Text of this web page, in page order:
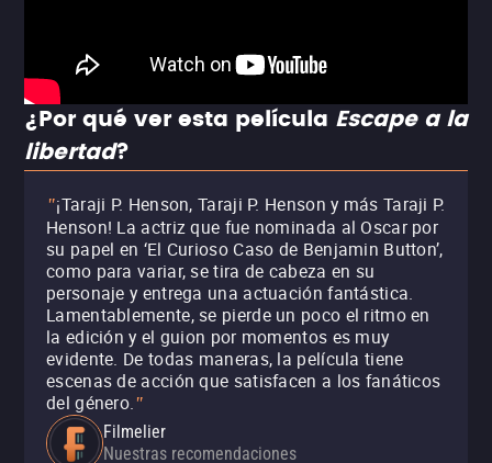
¿Por qué ver esta película Escape a la
libertad?
"¡Taraji P. Henson, Taraji P. Henson y más Taraji P.
Henson! La actriz que fue nominada al Oscar por
su papel en ‘El Curioso Caso de Benjamin Button’,
como para variar, se tira de cabeza en su
personaje y entrega una actuación fantástica.
Lamentablemente, se pierde un poco el ritmo en
la edición y el guion por momentos es muy
evidente. De todas maneras, la película tiene
escenas de acción que satisfacen a los fanáticos
del género."
Filmelier
Nuestras recomendaciones